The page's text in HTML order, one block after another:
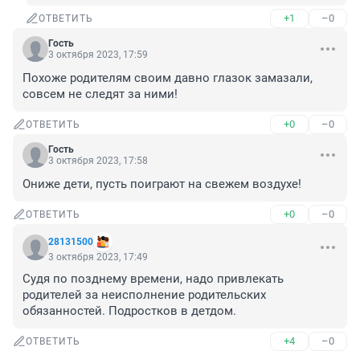
ОТВЕТИТЬ +1 –0
Гость
3 октября 2023, 17:59
Похоже родителям своим давно глазок замазали,
совсем не следят за ними!
ОТВЕТИТЬ +0 –0
Гость
3 октября 2023, 17:58
Ониже дети, пусть поиграют на свежем воздухе!
ОТВЕТИТЬ +0 –0
28131500
3 октября 2023, 17:49
Судя по позднему времени, надо привлекать
родителей за неисполнение родительских
обязанностей. Подростков в детдом.
ОТВЕТИТЬ +4 –0